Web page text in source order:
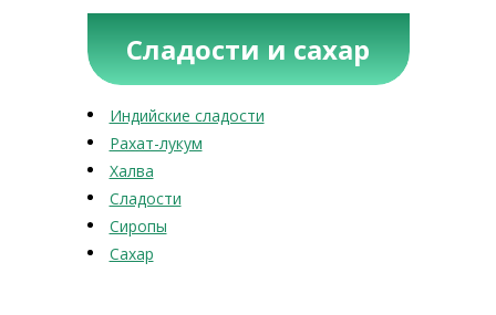
Сладости и сахар
Индийские сладости
Рахат-лукум
Халва
Сладости
Сиропы
Сахар